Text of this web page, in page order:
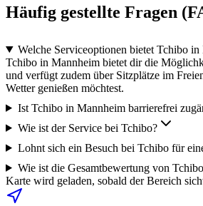
Häufig gestellte Fragen
Welche Serviceoptionen bietet Tchibo in
Tchibo in Mannheim bietet dir die
und verfügt zudem über Sitzplätze im
Wetter genießen möchtest.
Ist Tchibo in Mannheim barrierefrei
Wie ist der Service bei Tchibo?
Lohnt sich ein Besuch bei Tchibo für
Wie ist die Gesamtbewertung von
Karte wird geladen, sobald der Bereich